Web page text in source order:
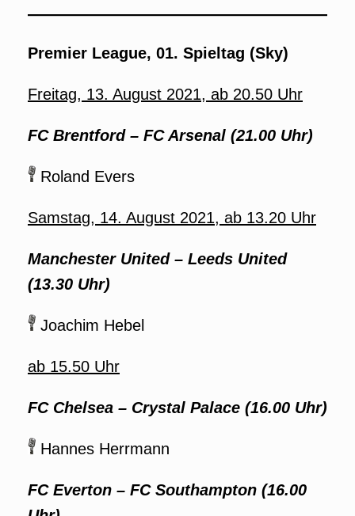
Premier League, 01. Spieltag (Sky)
Freitag, 13. August 2021, ab 20.50 Uhr
FC Brentford – FC Arsenal (21.00 Uhr)
Roland Evers
Samstag, 14. August 2021, ab 13.20 Uhr
Manchester United – Leeds United
(13.30 Uhr)
Joachim Hebel
ab 15.50 Uhr
FC Chelsea – Crystal Palace (16.00 Uhr)
Hannes Herrmann
FC Everton – FC Southampton (16.00